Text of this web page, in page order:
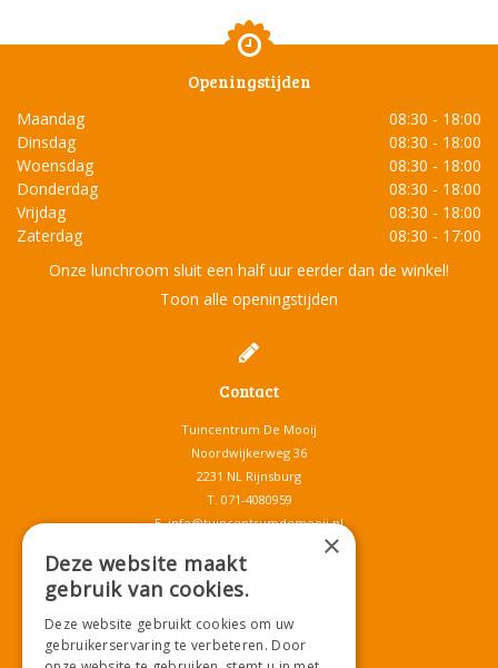
Openingstijden
Maandag
08:30 - 18:00
Dinsdag
08:30 - 18:00
Woensdag
08:30 - 18:00
Donderdag
08:30 - 18:00
Vrijdag
08:30 - 18:00
Zaterdag
08:30 - 17:00
Onze lunchroom sluit een half uur eerder dan de winkel!
Toon alle openingstijden
Contact
Tuincentrum De Mooij
Noordwijkerweg 36
2231 NL Rijnsburg
T. 071-4080959
E.info@tuincentrumdemooij.nl
Download onze App!
×
Deze website maakt
gebruik van cookies.
Deze website gebruikt cookies om uw
gebruikerservaring te verbeteren. Door